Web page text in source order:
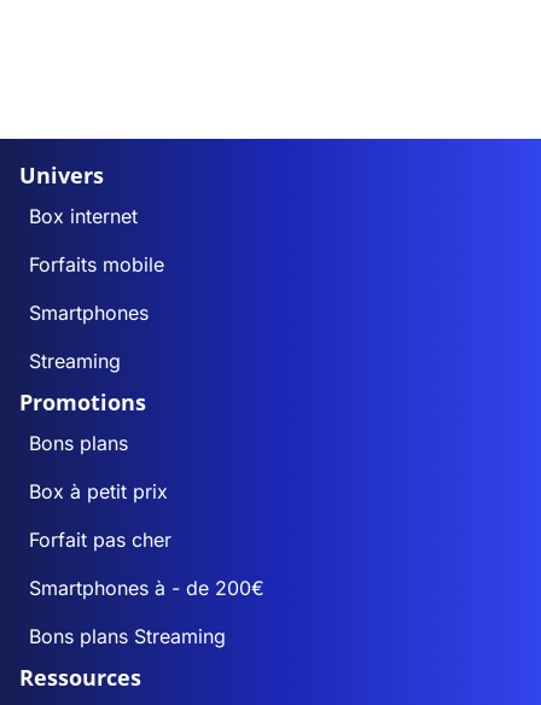
Univers
Box internet
Forfaits mobile
Smartphones
Streaming
Promotions
Bons plans
Box à petit prix
Forfait pas cher
Smartphones à - de 200€
Bons plans Streaming
Ressources